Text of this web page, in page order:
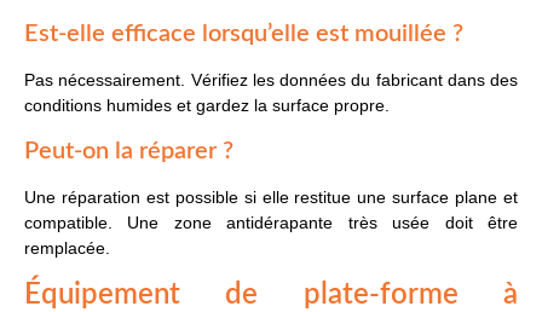
Est-elle efficace lorsqu’elle est mouillée ?
Pas nécessairement. Vérifiez les données du fabricant dans des
conditions humides et gardez la surface propre.
Peut-on la réparer ?
Une réparation est possible si elle restitue une surface plane et
compatible. Une zone antidérapante très usée doit être
remplacée.
Équipement de plate-forme à